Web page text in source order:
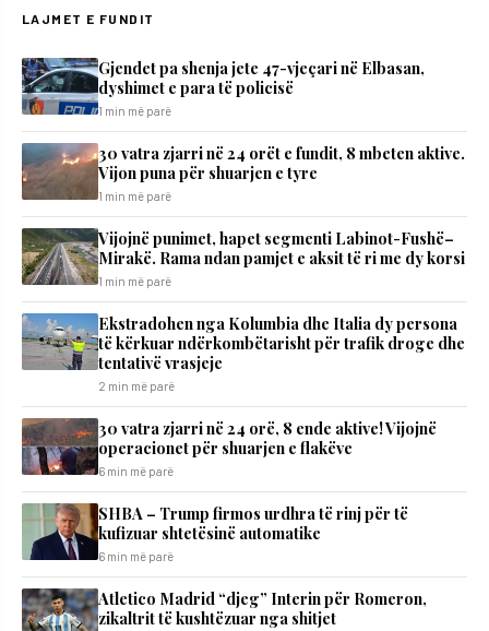
LAJMET E FUNDIT
Gjendet pa shenja jete 47-vjeçari në Elbasan,
dyshimet e para të policisë
1 min më parë
30 vatra zjarri në 24 orët e fundit, 8 mbeten aktive.
Vijon puna për shuarjen e tyre
1 min më parë
Vijojnë punimet, hapet segmenti Labinot-Fushë–
Mirakë. Rama ndan pamjet e aksit të ri me dy korsi
1 min më parë
Ekstradohen nga Kolumbia dhe Italia dy persona
të kërkuar ndërkombëtarisht për trafik droge dhe
tentativë vrasjeje
2 min më parë
30 vatra zjarri në 24 orë, 8 ende aktive! Vijojnë
operacionet për shuarjen e flakëve
6 min më parë
SHBA – Trump firmos urdhra të rinj për të
kufizuar shtetësinë automatike
6 min më parë
Atletico Madrid “djeg” Interin për Romeron,
zikaltrit të kushtëzuar nga shitjet